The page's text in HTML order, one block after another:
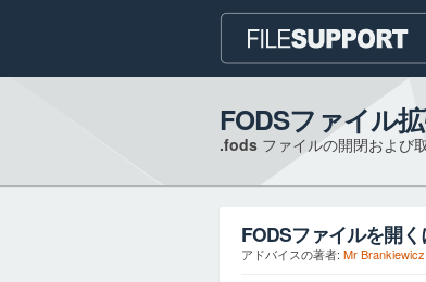
FODSファイル
.fods ファイルの開閉および
FODSファイルを開く
アドバイスの著者: Mr Brankiewicz